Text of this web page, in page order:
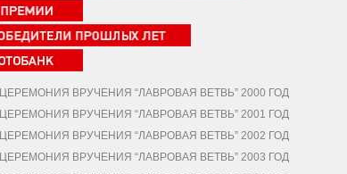
ЦЕРЕМОНИЯ ВРУЧЕНИЯ “ЛАВРОВАЯ ВЕТВЬ” 2000 ГОД
ЦЕРЕМОНИЯ ВРУЧЕНИЯ “ЛАВРОВАЯ ВЕТВЬ” 2001 ГОД
ЦЕРЕМОНИЯ ВРУЧЕНИЯ “ЛАВРОВАЯ ВЕТВЬ” 2002 ГОД
ЦЕРЕМОНИЯ ВРУЧЕНИЯ “ЛАВРОВАЯ ВЕТВЬ” 2003 ГОД